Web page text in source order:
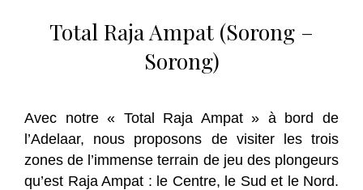
Total Raja Ampat (Sorong –
Sorong)
Avec notre « Total Raja Ampat » à bord de
l’Adelaar, nous proposons de visiter les trois
zones de l’immense terrain de jeu des plongeurs
qu’est Raja Ampat : le Centre, le Sud et le Nord.